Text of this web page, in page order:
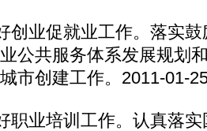
业促就业工作。落实鼓
公共服务体系发展规划
市创建工作。2011-01-
业培训工作。认真落实